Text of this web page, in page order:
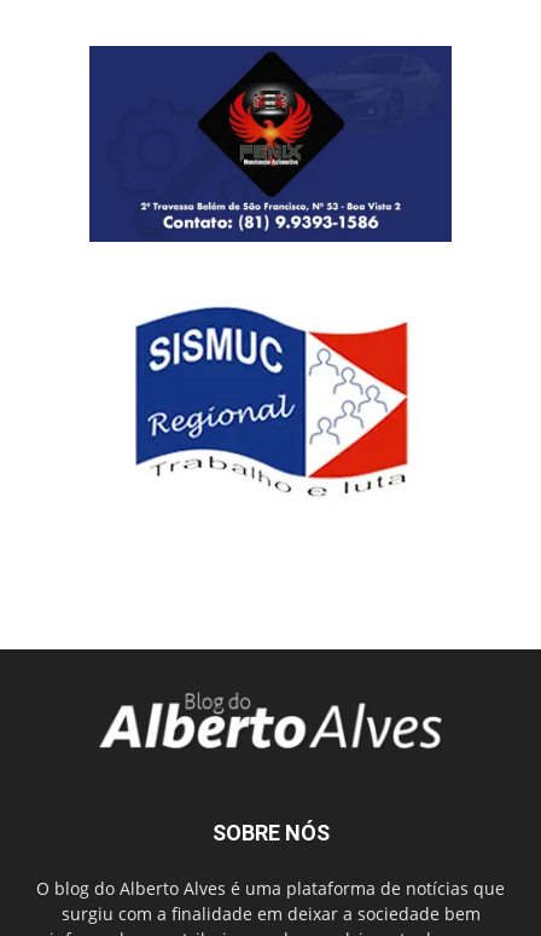
SOBRE NÓS
O blog do Alberto Alves é uma plataforma de notícias que
surgiu com a finalidade em deixar a sociedade bem